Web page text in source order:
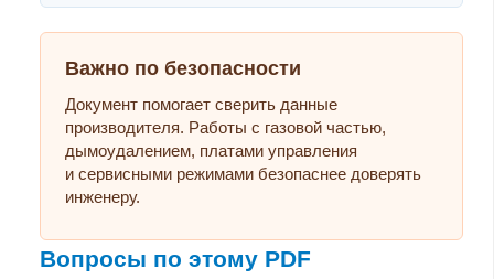
Важно по безопасности
Документ помогает сверить данные
производителя. Работы с газовой частью,
дымоудалением, платами управления
и сервисными режимами безопаснее доверять
инженеру.
Вопросы по этому PDF